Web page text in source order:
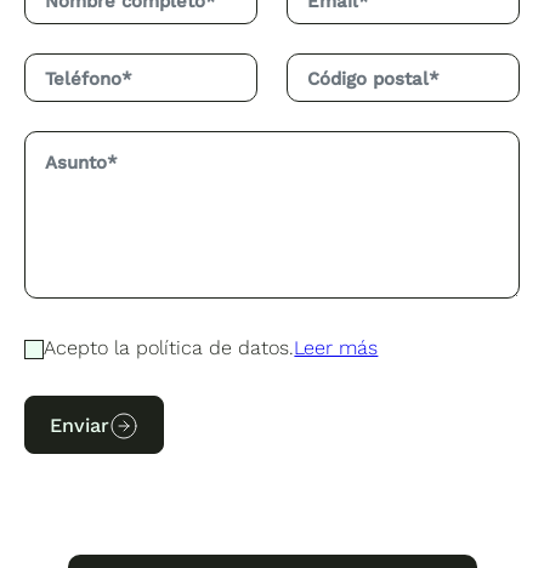
Acepto la política de datos.Leer más
Enviar